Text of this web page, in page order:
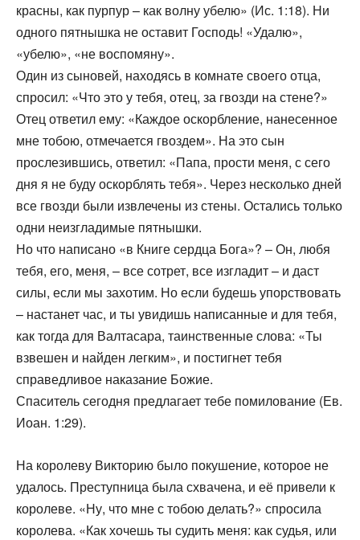
красны, как пурпур – как волну убелю» (Ис. 1:18). Ни
одного пятнышка не оставит Господь! «Удалю»,
«убелю», «не воспомяну».
Один из сыновей, находясь в комнате своего отца,
спросил: «Что это у тебя, отец, за гвозди на стене?»
Отец ответил ему: «Каждое оскорбление, нанесенное
мне тобою, отмечается гвоздем». На это сын
прослезившись, ответил: «Папа, прости меня, с сего
дня я не буду оскорблять тебя». Через несколько дней
все гвозди были извлечены из стены. Остались только
одни неизгладимые пятнышки.
Но что написано «в Книге сердца Бога»? – Он, любя
тебя, его, меня, – все сотрет, все изгладит – и даст
силы, если мы захотим. Но если будешь упорствовать
– настанет час, и ты увидишь написанные и для тебя,
как тогда для Валтасара, таинственные слова: «Ты
взвешен и найден легким», и постигнет тебя
справедливое наказание Божие.
Спаситель сегодня предлагает тебе помилование (Ев.
Иоан. 1:29).
На королеву Викторию было покушение, которое не
удалось. Преступница была схвачена, и её привели к
королеве. «Ну, что мне с тобою делать?» спросила
королева. «Как хочешь ты судить меня: как судья, или